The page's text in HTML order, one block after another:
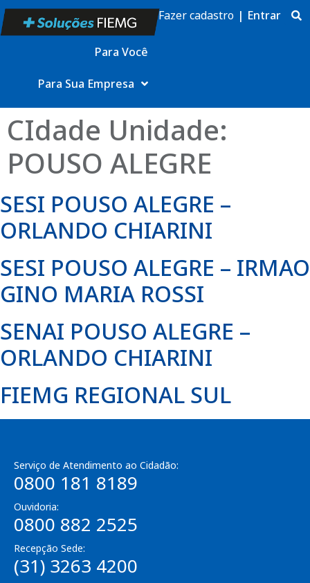
Para Você
Para Sua Empresa
Fazer cadastro | Entrar
CIdade Unidade:
POUSO ALEGRE
SESI POUSO ALEGRE –
ORLANDO CHIARINI
SESI POUSO ALEGRE – IRMAO
GINO MARIA ROSSI
SENAI POUSO ALEGRE –
ORLANDO CHIARINI
FIEMG REGIONAL SUL
Serviço de Atendimento ao Cidadão:
0800 181 8189
Ouvidoria:
0800 882 2525
Recepção Sede:
(31) 3263 4200